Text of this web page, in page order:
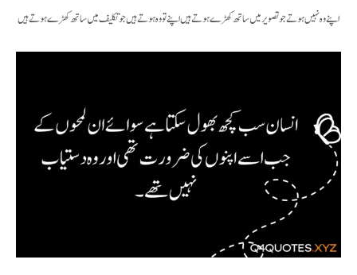
اپنے وہ نہیں ہوتے جو تصویر میں ساتھ کھڑے ہوتے ہیں اپنے تو وہ ہوتے ہیں جو تکلیف میں ساتھ کھڑے ہوتے ہیں